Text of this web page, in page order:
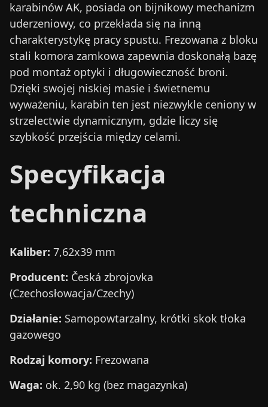
karabinów AK, posiada on bijnikowy mechanizm
uderzeniowy, co przekłada się na inną
charakterystykę pracy spustu. Frezowana z bloku
stali komora zamkowa zapewnia doskonałą bazę
pod montaż optyki i długowieczność broni.
Dzięki swojej niskiej masie i świetnemu
wyważeniu, karabin ten jest niezwykle ceniony w
strzelectwie dynamicznym, gdzie liczy się
szybkość przejścia między celami.
Specyfikacja
techniczna
Kaliber: 7,62x39 mm
Producent: Česká zbrojovka
(Czechosłowacja/Czechy)
Działanie: Samopowtarzalny, krótki skok tłoka
gazowego
Rodzaj komory: Frezowana
Waga: ok. 2,90 kg (bez magazynka)